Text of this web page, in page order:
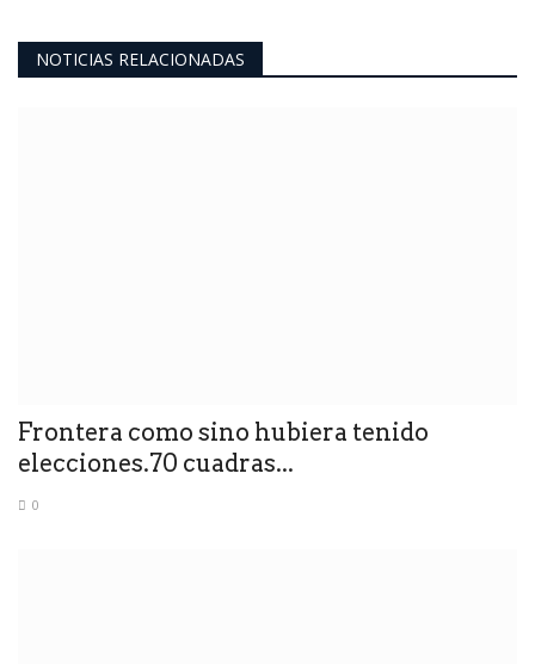
NOTICIAS RELACIONADAS
Frontera como sino hubiera tenido
elecciones.70 cuadras...
0